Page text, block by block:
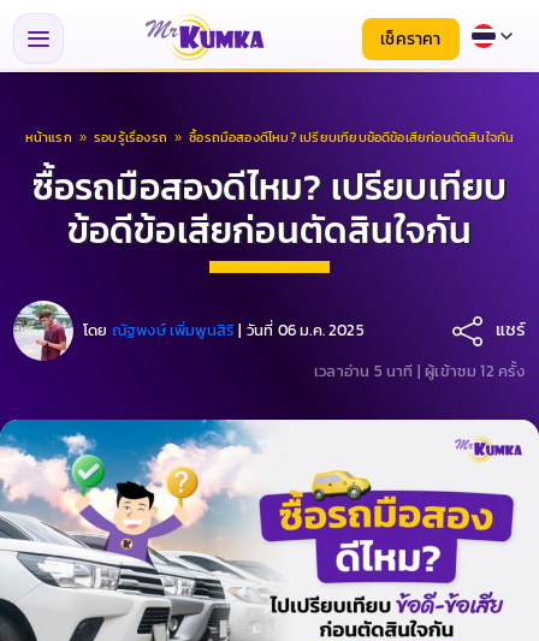
เช็คราคา
หน้าแรก » รอบรู้เรื่องรถ » ซื้อรถมือสองดีไหม? เปรียบเทียบข้อดีข้อเสียก่อนตัดสินใจกัน
ซื้อรถมือสองดีไหม? เปรียบเทียบ
ข้อดีข้อเสียก่อนตัดสินใจกัน
โดย ณัฐพงษ์ เพิ่มพูนสิริ| วันที่ 06 ม.ค. 2025 แชร์
เวลาอ่าน 5 นาที | ผู้เข้าชม 12 ครั้ง